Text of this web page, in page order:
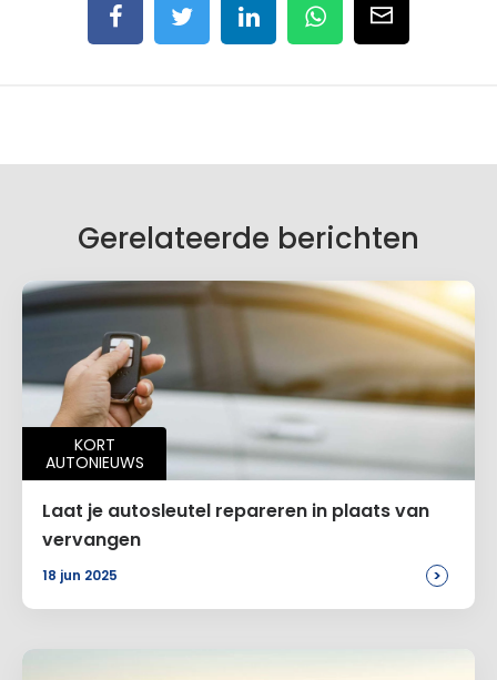
Gerelateerde berichten
KORT
AUTONIEUWS
Laat je autosleutel repareren in plaats van
vervangen
18 jun 2025 >